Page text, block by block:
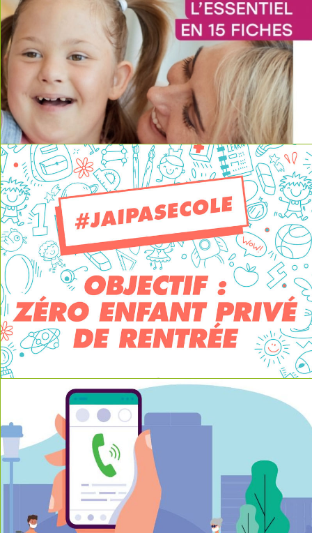
read more
read more
read more